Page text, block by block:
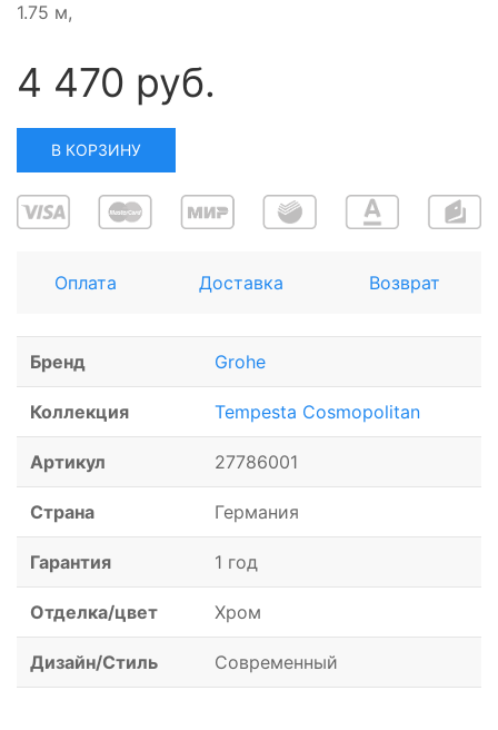
1.75 м,
4 470 руб.
В КОРЗИНУ
Оплата Доставка Возврат
Бренд Grohe
Коллекция Tempesta Cosmopolitan
Артикул 27786001
Страна Германия
Гарантия 1 год
Отделка/цвет Хром
Дизайн/Стиль Современный